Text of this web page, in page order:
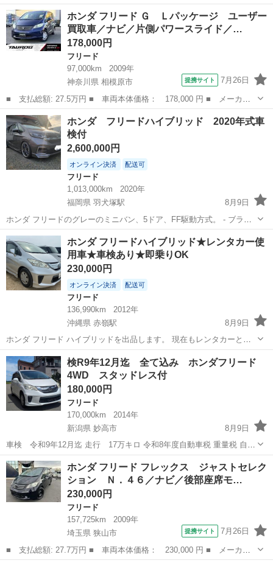
1496cc 車検令和９年8月 6人乗り オートマ 4WD パワスラ テレビ ナビ
バックカメラ ＥＴＣ ドラレコ ...
北海道 札幌市 フリード ドラレコ
ホンダ フリード Ｇ Ｌパッケージ ユーザー
買取車／ナビ／片側パワースライド／…
178,000円
フリード
97,000km
2009年
神奈川県 相模原市
提携サイト 7月26日
■ 支払総額: 27.5万円 ■ 車両本体価格： 178,000 円 ■ メーカー
名： ホンダ ■ 車種名： フリード ■ グレード名： Ｇ Ｌパッ
ケージ ユーザー買取車／ナビ／片側パワースライド／バックカメラ
／ＴＶ／ＬＥ...
神奈川 相模原市 フリード
ホンダ フリードハイブリッド 2020年式車
検付
2,600,000円
オンライン決済 配送可
フリード
1,013,000km
2020年
福岡県 羽犬塚駅
8月9日
ホンダ フリードのグレーのミニバン、5ドア、FF駆動方式。 - ブラン
ド: ホンダ - モデル: フリードハイブリッド - カラー: グレー - ボディタ
イプ: ミニバン - ドア数: 5 - 駆動方式: FF 令和2年...
福岡 八女市 羽犬塚駅 フリード フリードハイブリッド
ホンダ フリードハイブリッド★レンタカー使
用車★車検あり★即乗りOK
230,000円
オンライン決済 配送可
フリード
136,990km
2012年
沖縄県 赤嶺駅
8月9日
ホンダ フリード ハイブリッドを出品します。 現在もレンタカーとし
て使用している車両になります。 定期的に点検・整備を行いながら使
用しております。 ディスプレイオーディオ搭載 CarPlay、Android
Auto共に...
沖縄 豊見城市 赤嶺駅 フリード
検R9年12月迄 全て込み ホンダフリード
4WD スタッドレス付
180,000円
フリード
170,000km
2014年
新潟県 妙高市
8月9日
車検 令和9年12月迄 走行 17万キロ 令和8年度自動車税 重量税 自賠
責保険 リサイクル委託金 上記全て込み価格 スタッドレスタイヤ4本ア
ルミ付き 委託の為、値引き不可です。 抹消渡し等はお受けできませ
ん。 現車確認、試乗可
新潟 妙高市 フリード
ホンダ フリード フレックス ジャストセレク
ション Ｎ．４６／ナビ／後部座席モ…
230,000円
フリード
157,725km
2009年
埼玉県 狭山市
提携サイト 7月26日
■ 支払総額: 27.7万円 ■ 車両本体価格： 230,000 円 ■ メーカー